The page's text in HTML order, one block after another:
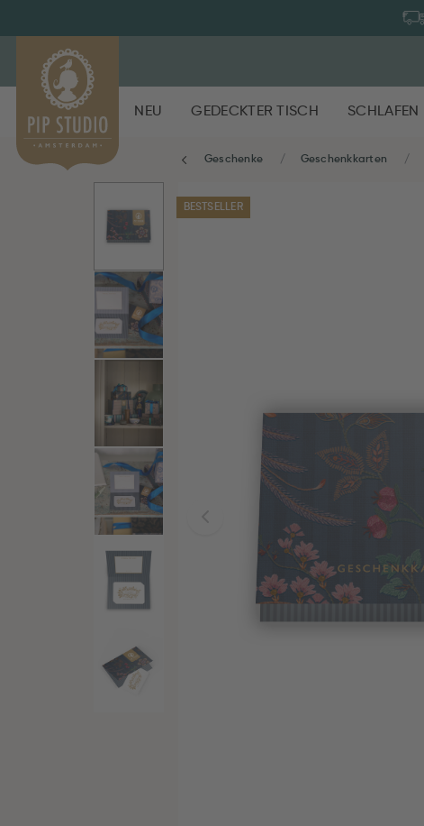
NEU GEDECKTER TISCH SCHLAFEN
Geschenke Geschenkkarten
BESTSELLER